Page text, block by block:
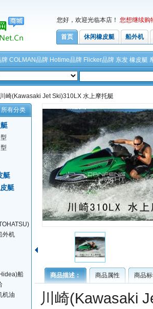
您好，欢迎光临本店！ 您想继续购
首页 休闲橡皮艇 船外机
牌 COLMAN品牌 Hotime品牌 Flicker品牌 东发 橡皮艇
川崎(Kawasaki Jet Ski)310LX 水上摩托艇
所有分类
艇
艇
外机
船
件
船外
机油
商品描述： 商品属性 商品
川崎(Kawasaki